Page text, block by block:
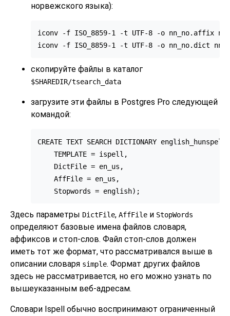
норвежского языка):
iconv -f ISO_8859-1 -t UTF-8 -o nn_no.affix
iconv -f ISO_8859-1 -t UTF-8 -o nn_no.dict
скопируйте файлы в каталог
$SHAREDIR/tsearch_data
загрузите эти файлы в Postgres Pro следующей
командой:
CREATE TEXT SEARCH DICTIONARY
    TEMPLATE = ispell,
    DictFile = en_us,
    AffFile = en_us,
    Stopwords = english);
Здесь параметры DictFile, AffFile и StopWords
определяют базовые имена файлов словаря,
аффиксов и стоп-слов. Файл стоп-слов должен
иметь тот же формат, что рассматривался выше в
описании словаря simple. Формат других файлов
здесь не рассматривается, но его можно узнать по
вышеуказанным веб-адресам.
Словари Ispell обычно воспринимают ограниченный